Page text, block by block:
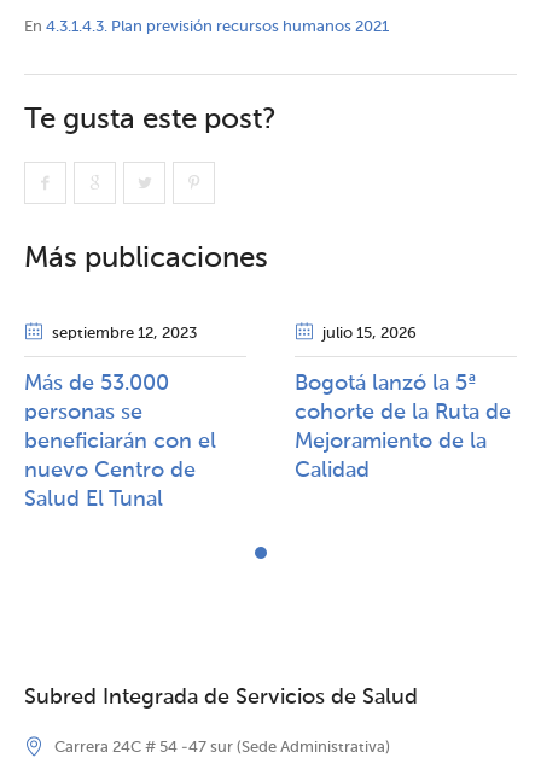
En 4.3.1.4.3. Plan previsión recursos humanos 2021
Te gusta este post?
Más publicaciones
septiembre 12, 2023
Más de 53.000
personas se
beneficiarán con el
nuevo Centro de
Salud El Tunal
julio 15, 2026
Bogotá lanzó la 5ª
cohorte de la Ruta de
Mejoramiento de la
Calidad​​
Subred Integrada de Servicios de Salud
Carrera 24C # 54 -47 sur (Sede Administrativa)